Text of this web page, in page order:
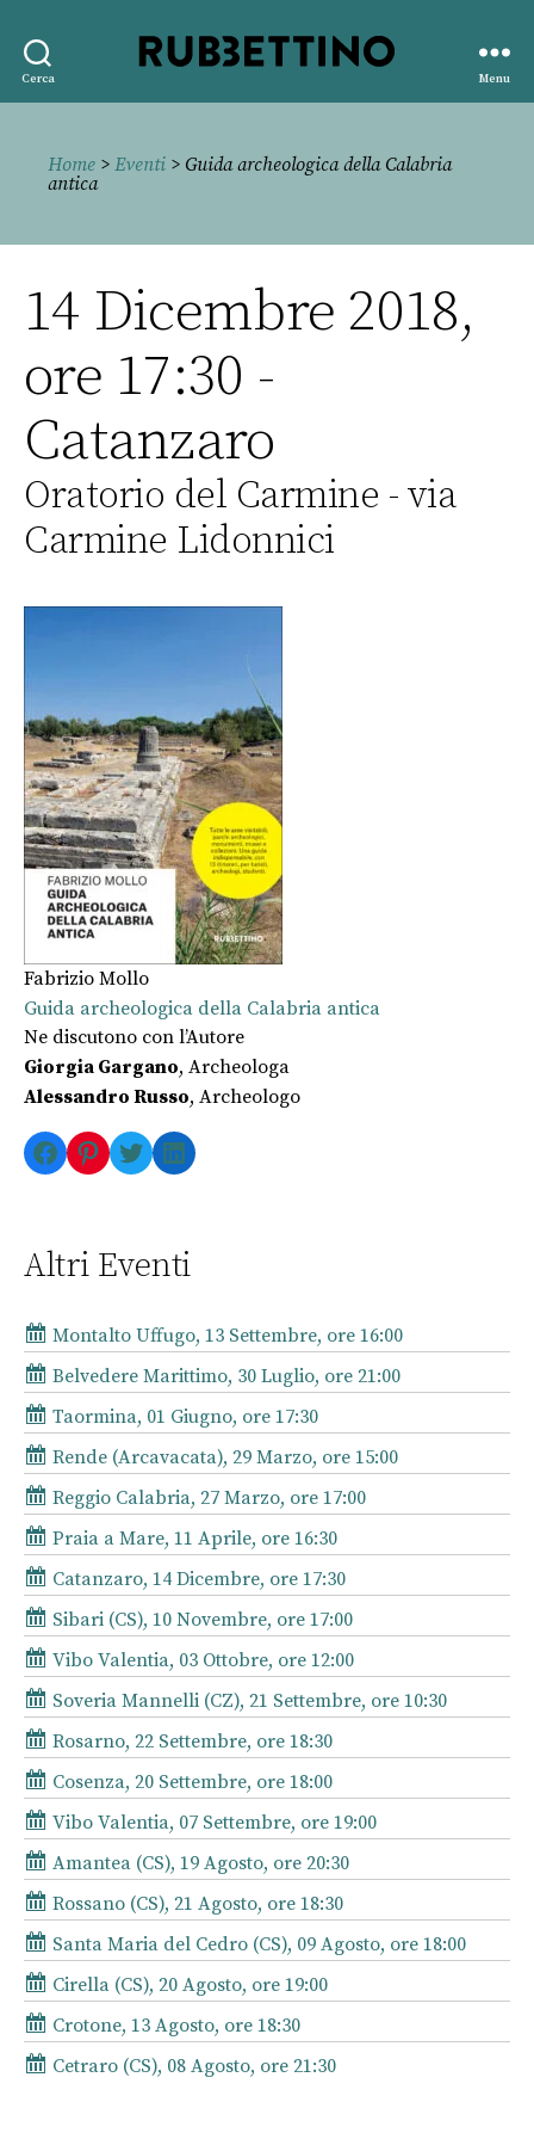
Cerca
editore
Menu
Home > Eventi > Guida archeologica della Calabria
antica
14 Dicembre 2018,
ore 17:30 -
Catanzaro
Oratorio del Carmine - via
Carmine Lidonnici
Fabrizio Mollo
Guida archeologica della Calabria antica
Ne discutono con l’Autore
Giorgia Gargano, Archeologa
Alessandro Russo, Archeologo
Facebook
Pinterest
TwitterLinkedIn
Altri Eventi
Montalto Uffugo, 13 Settembre, ore 16:00
Belvedere Marittimo, 30 Luglio, ore 21:00
Taormina, 01 Giugno, ore 17:30
Rende (Arcavacata), 29 Marzo, ore 15:00
Reggio Calabria, 27 Marzo, ore 17:00
Praia a Mare, 11 Aprile, ore 16:30
Catanzaro, 14 Dicembre, ore 17:30
Sibari (CS), 10 Novembre, ore 17:00
Vibo Valentia, 03 Ottobre, ore 12:00
Soveria Mannelli (CZ), 21 Settembre, ore 10:30
Rosarno, 22 Settembre, ore 18:30
Cosenza, 20 Settembre, ore 18:00
Vibo Valentia, 07 Settembre, ore 19:00
Amantea (CS), 19 Agosto, ore 20:30
Rossano (CS), 21 Agosto, ore 18:30
Santa Maria del Cedro (CS), 09 Agosto, ore 18:00
Cirella (CS), 20 Agosto, ore 19:00
Crotone, 13 Agosto, ore 18:30
Cetraro (CS), 08 Agosto, ore 21:30